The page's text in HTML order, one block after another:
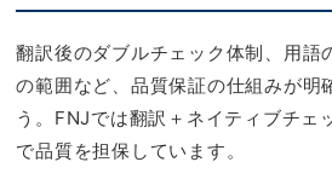
翻訳後のダブルチェック体制、用語
の範囲など、品質保証の仕組みが明
う。FNJでは翻訳＋ネイティブチェ
で品質を担保しています。